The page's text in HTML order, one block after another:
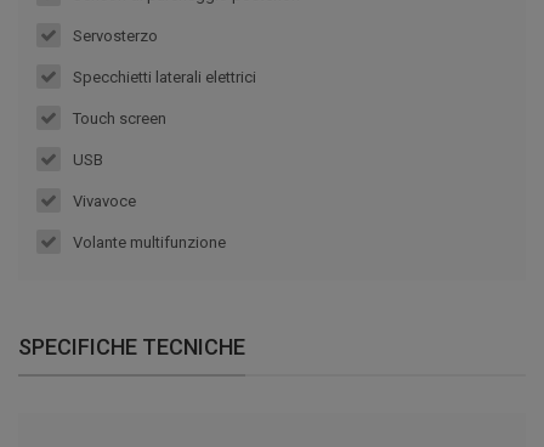
Servosterzo
Specchietti laterali elettrici
Touch screen
USB
Vivavoce
Volante multifunzione
SPECIFICHE TECNICHE